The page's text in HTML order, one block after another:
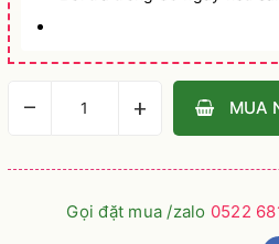
– + MUA
Gọi đặt mua /zalo 0522